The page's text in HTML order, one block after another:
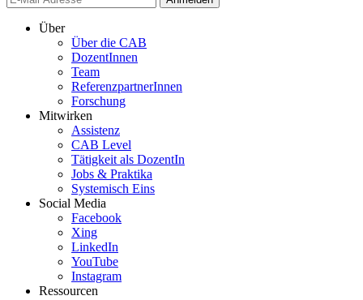
Über
Über die CAB
DozentInnen
Team
ReferenzpartnerInnen
Forschung
Mitwirken
Assistenz
CAB Level
Tätigkeit als DozentIn
Jobs & Praktika
Systemisch Eins
Social Media
Facebook
Xing
LinkedIn
YouTube
Instagram
Ressourcen